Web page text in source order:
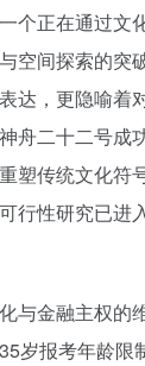
个正在通过文
空间探索的突
达，更隐喻着
舟二十二号成
塑传统文化符
行性研究已进
与金融主权的
岁报考年龄限